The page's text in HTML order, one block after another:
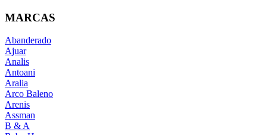
MARCAS
Abanderado
Ajuar
Analis
Antoani
Aralia
Arco Baleno
Arenis
Assman
B & A